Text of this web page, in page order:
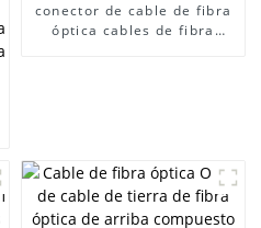
conector de cable de fibra
óptica cables de fibra